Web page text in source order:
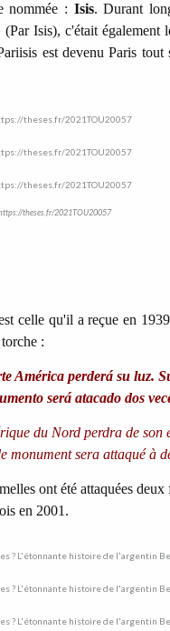
nommée : Isis. Durant
Isis), c'était également
est devenu Paris tout
theses.fr/2021TOU20057
celle qu'il a reçue en
:
América perderá su luz.
será atacado dos
du Nord perdra de son
monument sera attaqué à
ont été attaquées
en 2001.